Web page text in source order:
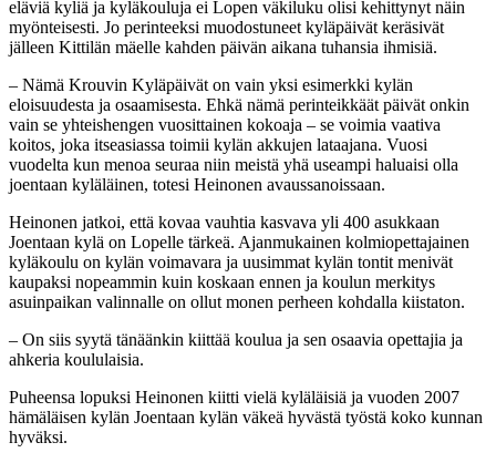
eläviä kyliä ja kyläkouluja ei Lopen väkiluku olisi kehittynyt näin
myönteisesti. Jo perinteeksi muodostuneet kyläpäivät keräsivät
jälleen Kittilän mäelle kahden päivän aikana tuhansia ihmisiä.
– Nämä Krouvin Kyläpäivät on vain yksi esimerkki kylän
eloisuudesta ja osaamisesta. Ehkä nämä perinteikkäät päivät onkin
vain se yhteishengen vuosittainen kokoaja – se voimia vaativa
koitos, joka itseasiassa toimii kylän akkujen lataajana. Vuosi
vuodelta kun menoa seuraa niin meistä yhä useampi haluaisi olla
joentaan kyläläinen, totesi Heinonen avaussanoissaan.
Heinonen jatkoi, että kovaa vauhtia kasvava yli 400 asukkaan
Joentaan kylä on Lopelle tärkeä. Ajanmukainen kolmiopettajainen
kyläkoulu on kylän voimavara ja uusimmat kylän tontit menivät
kaupaksi nopeammin kuin koskaan ennen ja koulun merkitys
asuinpaikan valinnalle on ollut monen perheen kohdalla kiistaton.
– On siis syytä tänäänkin kiittää koulua ja sen osaavia opettajia ja
ahkeria koululaisia.
Puheensa lopuksi Heinonen kiitti vielä kyläläisiä ja vuoden 2007
hämäläisen kylän Joentaan kylän väkeä hyvästä työstä koko kunnan
hyväksi.